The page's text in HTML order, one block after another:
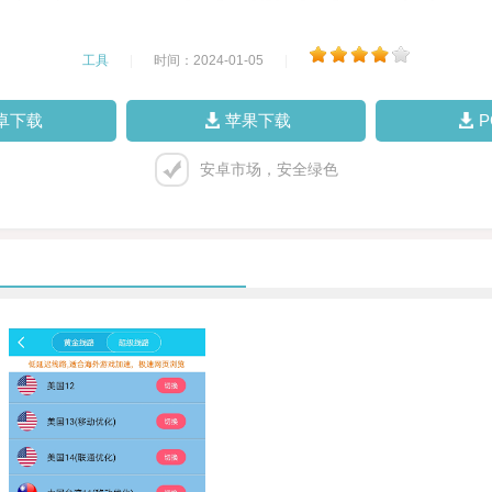
工具 时间：2024-01-05
下载 苹果下载
安卓市场，安全绿色